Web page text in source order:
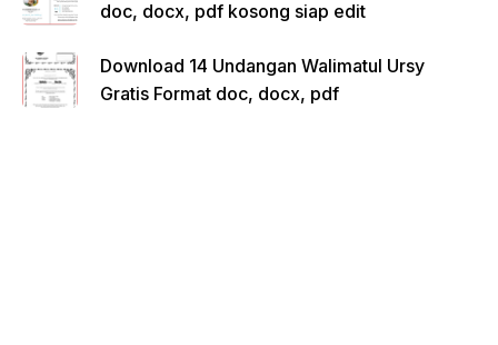
doc, docx, pdf kosong siap edit
Download 14 Undangan Walimatul Ursy
Gratis Format doc, docx, pdf